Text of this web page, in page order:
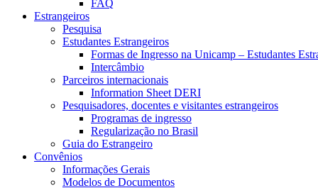
FAQ
Estrangeiros
Pesquisa
Estudantes Estrangeiros
Formas de Ingresso na Unicamp – Estudantes
Intercâmbio
Parceiros internacionais
Information Sheet DERI
Pesquisadores, docentes e visitantes estrangeiros
Programas de ingresso
Regularização no Brasil
Guia do Estrangeiro
Convênios
Informações Gerais
Modelos de Documentos